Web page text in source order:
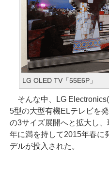
LG OLED TV「55E6P」
そんな中、LG
5型の大型有機ELテレビを
の3サイズ展開へと拡大し
年に満を持して2015年春に
デルが投入された。